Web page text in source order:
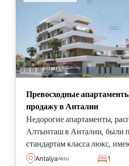
Превосходные
продажу в Анталии
Недорогие апартаменты,
Алтынташ в Анталии, были
стандартам класса люкс,
спектру удобств и
AntalyaAksu 1